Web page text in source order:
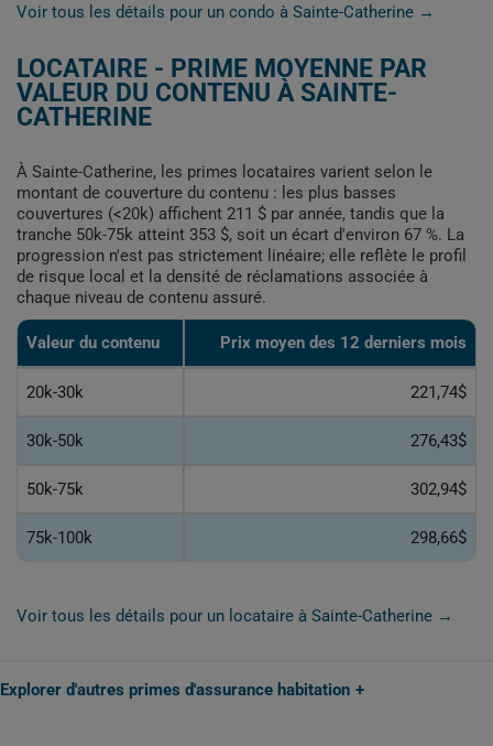
Voir tous les détails pour un condo à Sainte-Catherine →
LOCATAIRE - PRIME MOYENNE PAR
VALEUR DU CONTENU À SAINTE-
CATHERINE
À Sainte-Catherine, les primes locataires varient selon le
montant de couverture du contenu : les plus basses
couvertures (<20k) affichent 211 $ par année, tandis que la
tranche 50k-75k atteint 353 $, soit un écart d'environ 67 %. La
progression n'est pas strictement linéaire; elle reflète le profil
de risque local et la densité de réclamations associée à
chaque niveau de contenu assuré.
Valeur du contenu Prix moyen des 12 derniers mois
20k-30k 221,74$
30k-50k 276,43$
50k-75k 302,94$
75k-100k 298,66$
Voir tous les détails pour un locataire à Sainte-Catherine →
Explorer d'autres primes d'assurance habitation